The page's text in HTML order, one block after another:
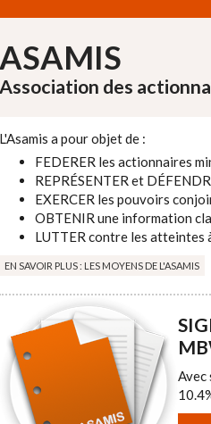
ASAMIS
Association des
L'Asamis a pour objet de :
FEDERER les actionnaires
REPRÉSENTER et
EXERCER les pouvoirs
OBTENIR une information
LUTTER contre les atteintes
EN SAVOIR PLUS : LES MOYENS DE L'ASAMIS
Avec